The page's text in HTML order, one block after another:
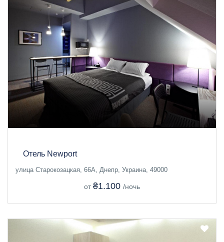
Отель Newport
улица Старокозацкая, 66А, Днепр, Украина, 49000
от ₴1.100 /ночь